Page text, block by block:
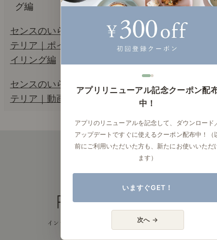
グ編
センスのいらないイン
テリア｜ポイントスタ
イリング編
センスのいらないイン
テリア｜動画
アプリリニューアル記念クーポン配
中！
アプリのリニューアルを記念して、ダウンロード
アップデートですぐに使えるクーポン配布中！（
前にご利用いただいた方も、新たにお使いいただ
ます）
いますぐGET！
次へ →